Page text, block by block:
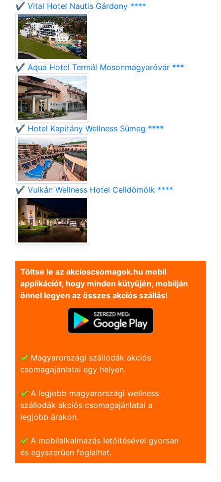
✔️ Vital Hotel Nautis Gárdony ****
✔️ Aqua Hotel Termál Mosonmagyaróvár ***
✔️ Hotel Kapitány Wellness Sümeg ****
✔️ Vulkán Wellness Hotel Celldömölk ****
Töltse le az akcioscsomagok.hu mobil
applikációt, hogy minden kütyüjén, mobilján
önnel legyen az összes akciós szállás!
Magyarországi szállodák akciós
csomagajánlatai egy helyen.
A legjobb magyarországi wellness
szállodák akciós csomagajánlatai a
legjobb árakon.
A mobilalkalmazás letöltésével gyorsan
és egyszerũen foglalhat.